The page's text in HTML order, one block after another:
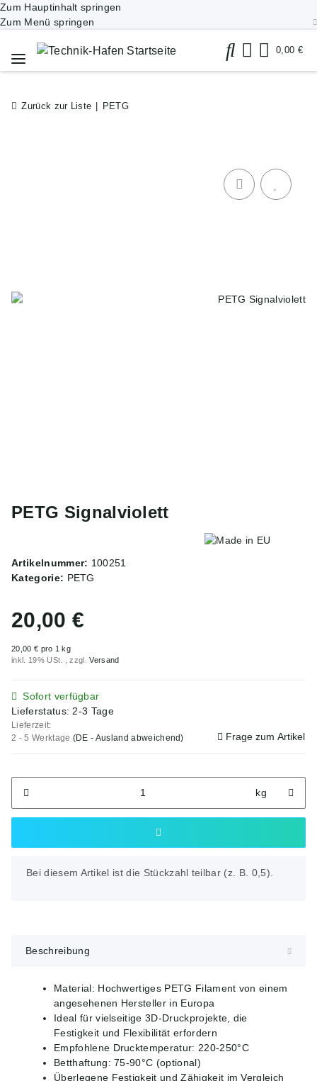
Zum Hauptinhalt springen
Zum Menü springen
0,00 €
Zurück zur Liste PETG
PETG Signalviolett
Artikelnummer: 100251
Kategorie: PETG
20,00 €
20,00 € pro 1 kg
inkl. 19% USt. , zzgl.Versand
Sofort verfügbar
Lieferstatus: 2-3 Tage
Lieferzeit:
2 - 5 Werktage (DE - Ausland abweichend) Frage zum Artikel
kg
x
Bei diesem Artikel ist die Stückzahl teilbar (z. B. 0,5).
Beschreibung
Material: Hochwertiges PETG Filament von einem
angesehenen Hersteller in Europa
Ideal für vielseitige 3D-Druckprojekte, die
Festigkeit und Flexibilität erfordern
Empfohlene Drucktemperatur: 220-250°C
Betthaftung: 75-90°C (optional)
Überlegene Festigkeit und Zähigkeit im Vergleich